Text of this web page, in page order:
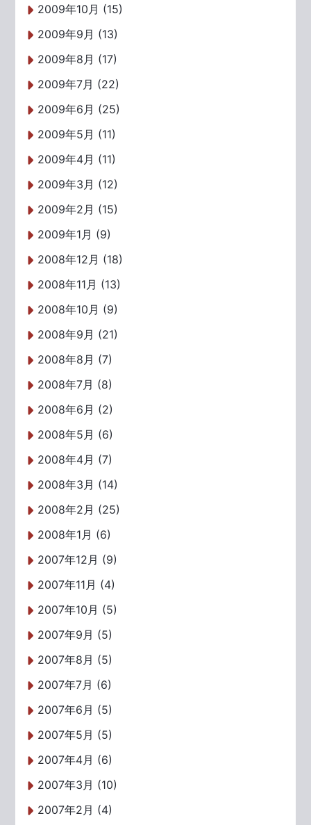
2009年10月 (15)
2009年9月 (13)
2009年8月 (17)
2009年7月 (22)
2009年6月 (25)
2009年5月 (11)
2009年4月 (11)
2009年3月 (12)
2009年2月 (15)
2009年1月 (9)
2008年12月 (18)
2008年11月 (13)
2008年10月 (9)
2008年9月 (21)
2008年8月 (7)
2008年7月 (8)
2008年6月 (2)
2008年5月 (6)
2008年4月 (7)
2008年3月 (14)
2008年2月 (25)
2008年1月 (6)
2007年12月 (9)
2007年11月 (4)
2007年10月 (5)
2007年9月 (5)
2007年8月 (5)
2007年7月 (6)
2007年6月 (5)
2007年5月 (5)
2007年4月 (6)
2007年3月 (10)
2007年2月 (4)